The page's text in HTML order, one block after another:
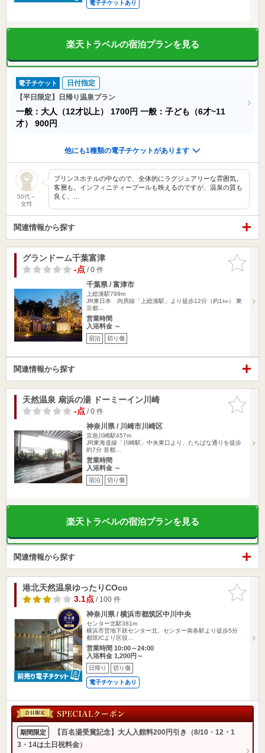
電子チケットあり
楽天トラベルの宿泊プランを見る
電子チケット
日付指定
【平日限定】日帰り温泉プラン
一般：大人（12才以上） 1700円 一般：子ども（6才~11
才） 900円
他にも1種類の電子チケットがあります
50代～
女性
プリンスホテルの中なので、全体的にラグジュアリーな雰囲気。
客層も。インフィニティープールも映えるのですが、温泉の質も
良く、…
関連情報から探す
お気に入
りに追加
グランドーム千葉富津
-点/ 0 件
千葉県 / 富津市
上総湊駅799m
JR東日本 内房線「上総湊駅」より徒歩12分（約1㎞） 東
京都…
営業時間
入浴料金 ～
宿泊 切り傷
関連情報から探す
お気に入
りに追加
天然温泉 扇浜の湯 ドーミーイン川崎
-点/ 0 件
神奈川県 / 川崎市川崎区
京急川崎駅457m
JR東海道線「川崎駅」中央東口より、たちばな通りを徒歩
約7分 首都…
営業時間
入浴料金 ～
宿泊 切り傷
楽天トラベルの宿泊プランを見る
関連情報から探す
お気に入
りに追加
港北天然温泉ゆったりCOco
3.1点/ 100 件
神奈川県 / 横浜市都筑区中川中央
センター北駅381m
横浜市営地下鉄センター北、センター南各駅より徒歩5分
都筑ICより区役…
営業時間 10:00～24:00
入浴料金 1,200円～
日帰り 切り傷
電子チケットあり
期間限定
【百名湯受賞記念】大人入館料200円引き（8/10・12・1
3・14は土日祝料金）